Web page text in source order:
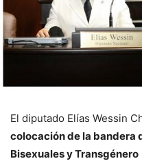
El diputado Elías Wessin
colocación de la bandera
Bisexuales y Transgénero